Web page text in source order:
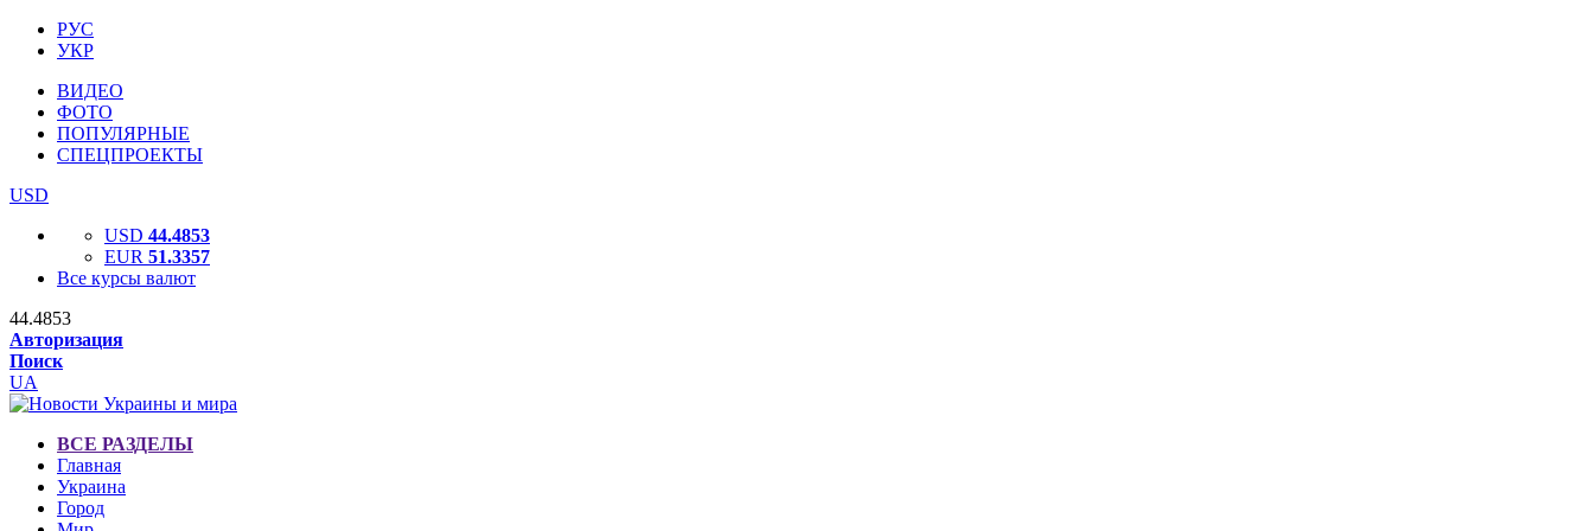
РУС
УКР
ВИДЕО
ФОТО
ПОПУЛЯРНЫЕ
СПЕЦПРОЕКТЫ
USD
USD 44.4853
EUR 51.3357
Все курсы валют
44.4853
Авторизация
Поиск
UA
ВСЕ РАЗДЕЛЫ
Главная
Украина
Город